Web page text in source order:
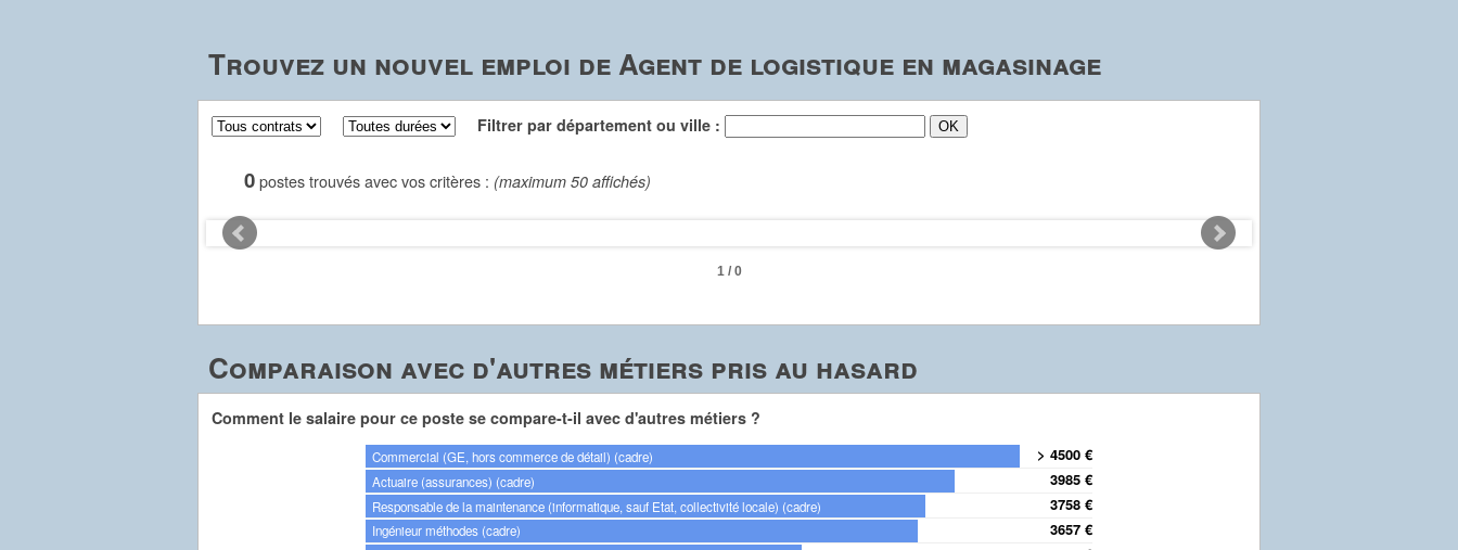
Trouvez un nouvel emploi de Agent de logistique en magasinage
Filtrer par département ou ville :
0postes trouvés avec vos critères : (maximum 50 affichés)
1 / 0
Comparaison avec d'autres métiers pris au hasard
Comment le salaire pour ce poste se compare-t-il avec d'autres métiers ?
Commercial (GE, hors commerce de détail) (cadre) > 4500 €
Actuaire (assurances) (cadre) 3985 €
Responsable de la maintenance (informatique, sauf Etat, collectivité locale) (cadre) 3758 €
Ingénieur méthodes (cadre) 3657 €